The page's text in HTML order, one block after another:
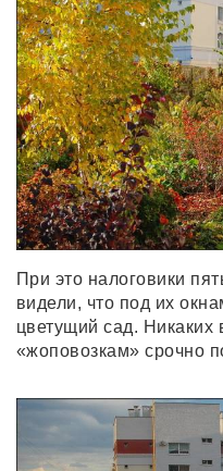
При это налоговики
видели, что под их
цветущий сад.
«жоповозкам» срочно